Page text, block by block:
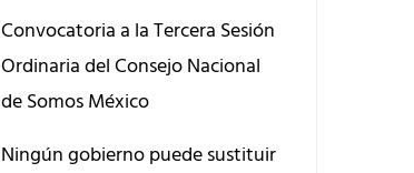
Convocatoria a la Tercera Sesión
Ordinaria del Consejo Nacional
de Somos México
Ningún gobierno puede sustituir